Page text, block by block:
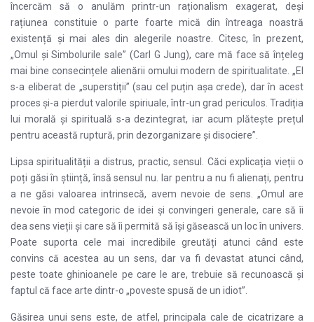
încercăm să o anulăm printr-un raționalism exagerat, deși
rațiunea constituie o parte foarte mică din întreaga noastră
existență și mai ales din alegerile noastre. Citesc, în prezent,
„Omul și Simbolurile sale” (Carl G Jung), care mă face să înțeleg
mai bine consecințele alienării omului modern de spiritualitate. „El
s-a eliberat de „superstiții” (sau cel puțin așa crede), dar în acest
proces și-a pierdut valorile spiriuale, într-un grad periculos. Tradiția
lui morală și spirituală s-a dezintegrat, iar acum plătește prețul
pentru această ruptură, prin dezorganizare și disociere”.
Lipsa spiritualității a distrus, practic, sensul. Căci explicația vieții o
poți găsi în știință, însă sensul nu. Iar pentru a nu fi alienați, pentru
a ne găsi valoarea intrinsecă, avem nevoie de sens. „Omul are
nevoie în mod categoric de idei și convingeri generale, care să îi
dea sens vieții și care să îi permită să își găsească un loc în univers.
Poate suporta cele mai incredibile greutăți atunci când este
convins că acestea au un sens, dar va fi devastat atunci când,
peste toate ghinioanele pe care le are, trebuie să recunoască și
faptul că face arte dintr-o „poveste spusă de un idiot”.
Găsirea unui sens este, de atfel, principala cale de cicatrizare a